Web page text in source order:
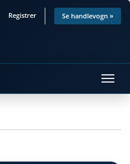
Registrer Se handlevogn »
Bytt